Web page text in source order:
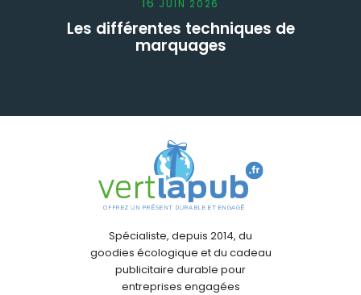
JUIN 2026
Les différentes techniques de
marquages
Spécialiste, depuis 2014, du
goodies écologique et du cadeau
publicitaire durable pour
entreprises engagées